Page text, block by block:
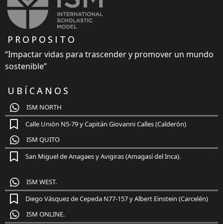
PROPOSITO
“Impactar vidas para trascender y promover un mundo
sostenible”
UBÍCANOS
ISM NORTH
Calle Unión N5-79 y Capitán Giovanni Calles (Calderón)
ISM QUITO
San Miguel de Anagaes y Avigiras (Amagasí del Inca).
ISM WEST.
Diego Vásquez de Cepeda N77-157 y Albert Einstein (Carcelén)
ISM ONLINE.